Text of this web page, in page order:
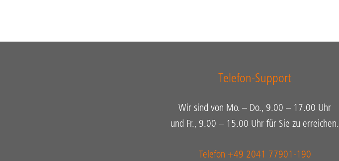
Telefon-Support
Wir sind von Mo. – Do., 9.00 – 17.00 Uhr
und Fr., 9.00 – 15.00 Uhr für Sie zu erreichen.
Telefon +49 2041 77901-190